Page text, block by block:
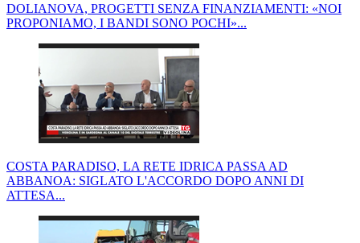
DOLIANOVA, PROGETTI SENZA FINANZIAMENTI: «NOI
PROPONIAMO, I BANDI SONO POCHI»...
COSTA PARADISO, LA RETE IDRICA PASSA AD
ABBANOA: SIGLATO L'ACCORDO DOPO ANNI DI
ATTESA...